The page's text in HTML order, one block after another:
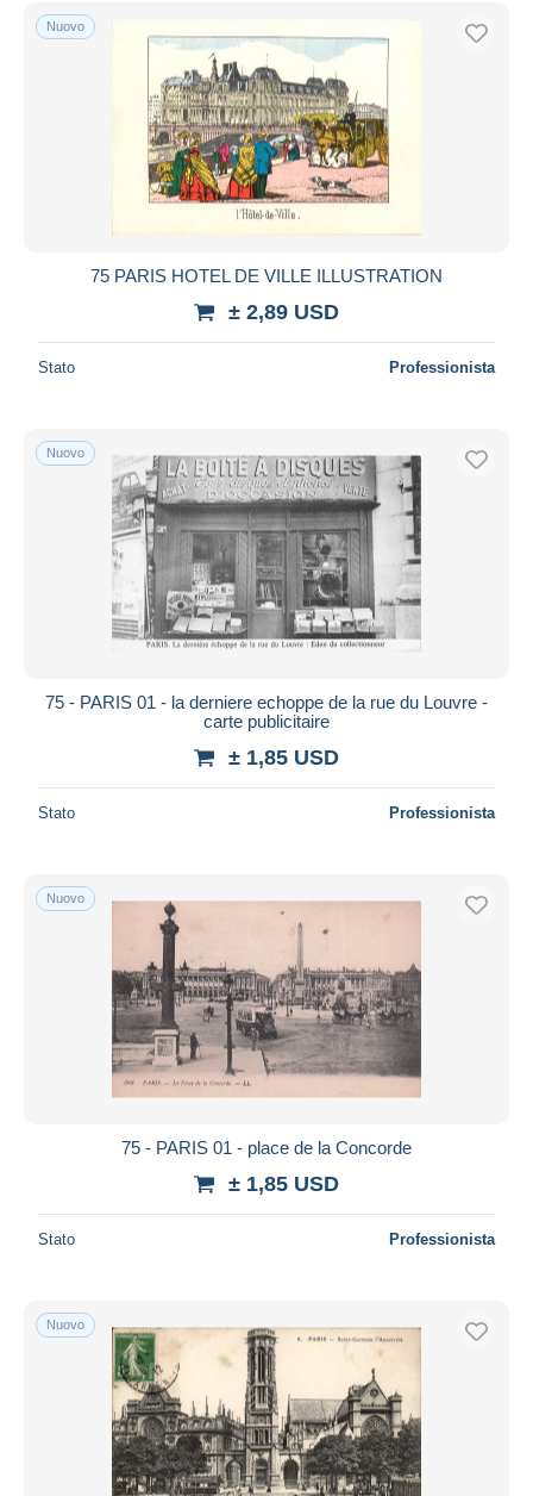
Nuovo
75 PARIS HOTEL DE VILLE ILLUSTRATION
± 2,89 USD
Stato Professionista
Nuovo
75 - PARIS 01 - la derniere echoppe de la rue du Louvre -
carte publicitaire
± 1,85 USD
Stato Professionista
Nuovo
75 - PARIS 01 - place de la Concorde
± 1,85 USD
Stato Professionista
Nuovo